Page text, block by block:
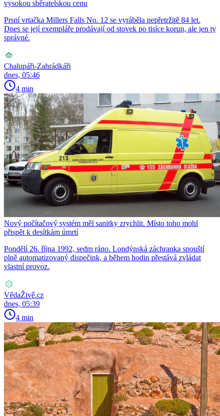
vysokou sběratelskou cenu
Prsní vrtačka Millers Falls No. 12 se vyráběla nepřetržitě 84 let.
Dnes se její exempláře prodávají od stovek po tisíce korun, ale jen ty
správné.
Chalupáři-Zahrádkáři
dnes, 05:46
4 min
Nový počítačový systém měl sanitky zrychlit. Místo toho mohl
přispět k desítkám úmrtí
Pondělí 26. října 1992, sedm ráno. Londýnská záchranka spouští
plně automatizovaný dispečink, a během hodin přestává zvládat
vlastní provoz.
VědaŽivě.cz
dnes, 05:39
4 min